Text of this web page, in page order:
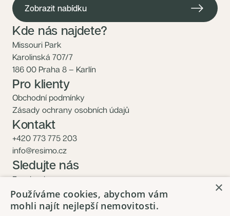
Zobrazit nabídku
Kde nás najdete?
Missouri Park
Karolinská 707/7
186 00 Praha 8 – Karlín
Pro klienty
Obchodní podmínky
Zásady ochrany osobních údajů
Kontakt
+420 773 775 203
info@resimo.cz
Sledujte nás
Facebook
Instagram
×
Používáme cookies, abychom vám
mohli najít nejlepší nemovitosti.